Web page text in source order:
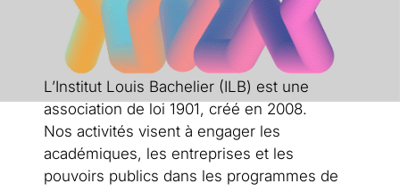
L’Institut Louis Bachelier (ILB) est une
association de loi 1901, créé en 2008.
Nos activités visent à engager les
académiques, les entreprises et les
pouvoirs publics dans les programmes de